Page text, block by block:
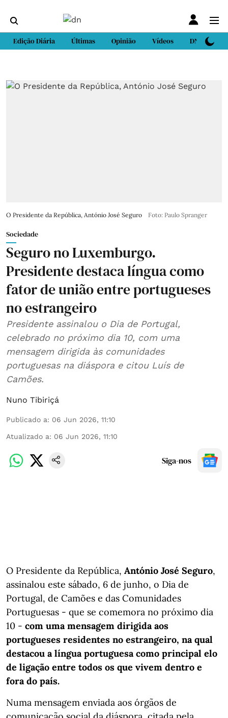
Edição Diária Últimas Opinião Vídeos DN Sport
O Presidente da República, António José Seguro Foto: Paulo Spranger
Sociedade
Seguro no Luxemburgo.
Presidente destaca língua como
fator de união entre portugueses
no estrangeiro
Presidente assinalou o Dia de Portugal,
celebrado no próximo dia 10, com uma
mensagem dirigida às comunidades
portuguesas na diáspora e citou Luís de
Camões.
Nuno Tibiriçá
Publicado a: 06 Jun 2026, 11:10
Atualizado a: 06 Jun 2026, 11:10
Siga-nos
O Presidente da República, António José Seguro,
assinalou este sábado, 6 de junho, o Dia de
Portugal, de Camões e das Comunidades
Portuguesas - que se comemora no próximo dia
10 - com uma mensagem dirigida aos
portugueses residentes no estrangeiro, na qual
destacou a língua portuguesa como principal elo
de ligação entre todos os que vivem dentro e
fora do país.
Numa mensagem enviada aos órgãos de